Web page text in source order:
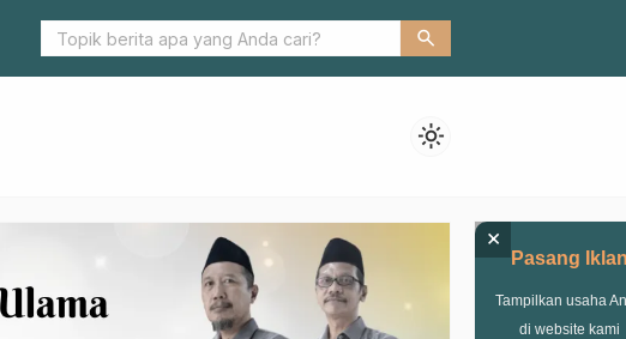
Rakor NU Award, PCNU: Ajang Memperkuat Manajemen dan Program
search
light_mode
Pasang
Tampilkan usaha
di website kami
×